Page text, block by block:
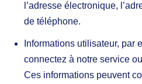
l’adresse électronique,
de téléphone.
Informations utilisateur, par
connectez à notre service
Ces informations peuvent